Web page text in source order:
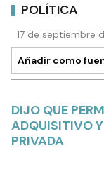
POLÍTICA
17 de septiembre
Añadir como
DIJO QUE
ADQUISITIVO
PRIVADA